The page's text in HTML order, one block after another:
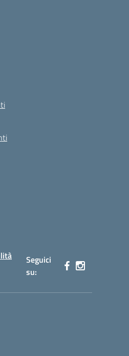
Seguici
su: